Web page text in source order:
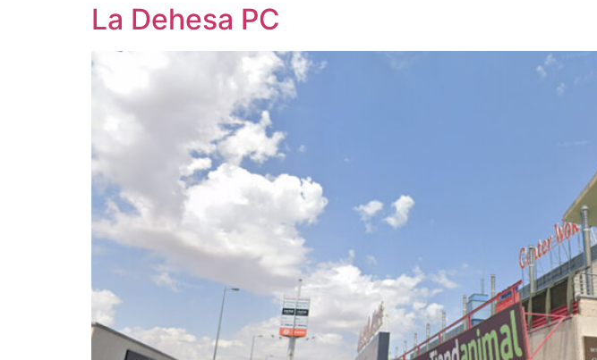
La Dehesa PC